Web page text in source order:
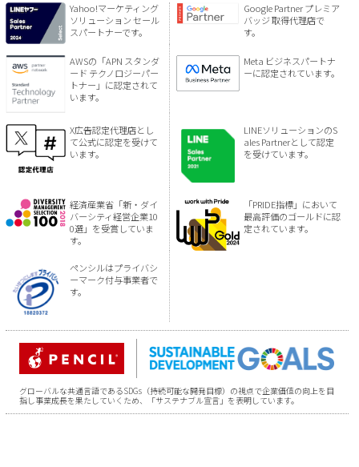
Yahoo!マーケティング
ソリューション セール
スパートナーです。
Google Partner プレミア
バッジ 取得代理店で
す。
AWSの「APN スタンダ
ード テクノロジーパー
トナー」に認定されて
います。
Meta ビジネスパートナ
ーに認定されています。
X広告認定代理店とし
て公式に認定を受けて
います。
LINEソリューションのS
ales Partnerとして認定
を受けています。
経済産業省「新・ダイ
バーシティ経営企業10
0選」を受賞していま
す。
「PRIDE指標」において
最高評価のゴールドに認
定されています。
ペンシルはプライバシ
ーマーク付与事業者で
す。
グローバルな共通言語であるSDGs（持続可能な開発目標）の視点で企業価値の向上を目
指し事業成長を果たしていくため、「サステナブル宣言」を表明しています。